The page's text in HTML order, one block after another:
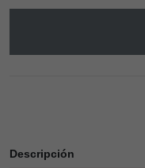
Descripción